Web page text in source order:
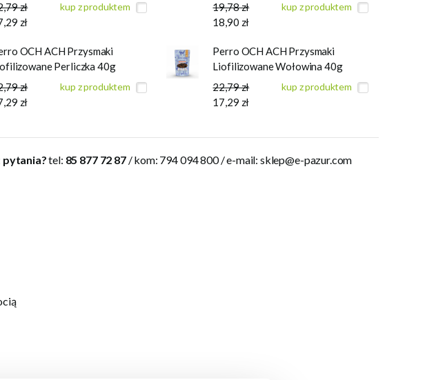
zł
zł
kup z produktem
19,78 zł
18,90 zł
kup z produktem
OCH ACH Przysmaki
Perliczka 40g
zł
zł
kup z produktem
Perro OCH ACH Przysmaki
Liofilizowane Wołowina 40g
22,79 zł
17,29 zł
kup z produktem
pytania?tel: 85 877 72 87/ kom: 794 094 800 / e-mail: sklep@e-pazur.com